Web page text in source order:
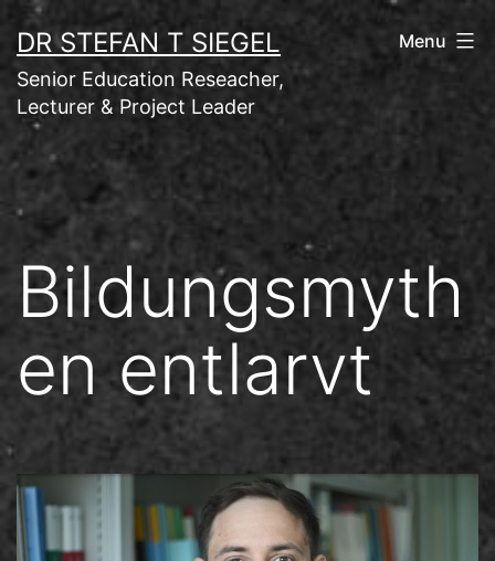
Skip
to
content
DR STEFAN T SIEGEL
Senior Education Reseacher,
Lecturer & Project Leader
Menu
Bildungsmyth
en entlarvt